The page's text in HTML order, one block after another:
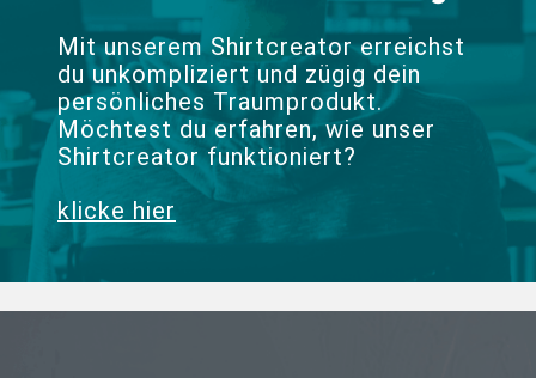
Mit unserem Shirtcreator erreichst
du unkompliziert und zügig dein
persönliches Traumprodukt.
Möchtest du erfahren, wie unser
Shirtcreator funktioniert?
klicke hier